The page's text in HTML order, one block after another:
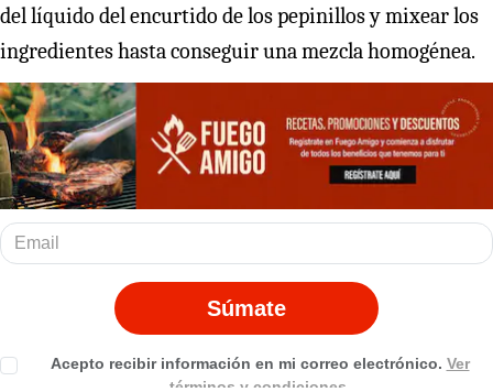
del líquido del encurtido de los pepinillos y mixear los
ingredientes hasta conseguir una mezcla homogénea.